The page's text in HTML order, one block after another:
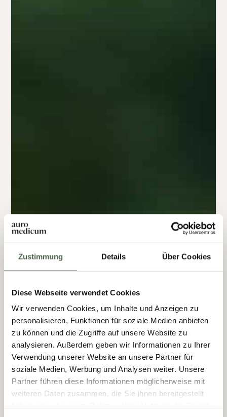
Zustimmung Details Über Cookies
Diese Webseite verwendet Cookies
Wir verwenden Cookies, um Inhalte und Anzeigen zu
personalisieren, Funktionen für soziale Medien anbieten
zu können und die Zugriffe auf unsere Website zu
analysieren. Außerdem geben wir Informationen zu Ihrer
Verwendung unserer Website an unsere Partner für
soziale Medien, Werbung und Analysen weiter. Unsere
Partner führen diese Informationen möglicherweise mit
weiteren Daten zusammen, die Sie ihnen bereitgestellt